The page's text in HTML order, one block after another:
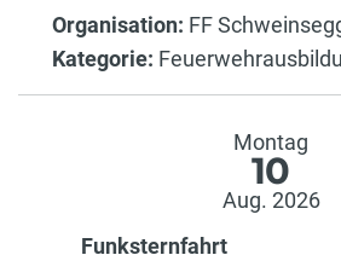
Organisation: FF
Kategorie:
Montag
10
Aug. 2026
Funksternfahrt